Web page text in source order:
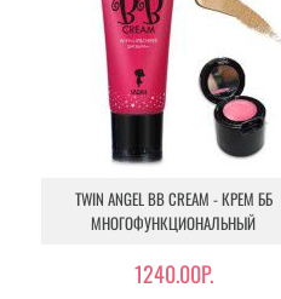
TWIN ANGEL BB CREAM - КРЕМ ББ
МНОГОФУНКЦИОНАЛЬНЫЙ
1240.00Р.